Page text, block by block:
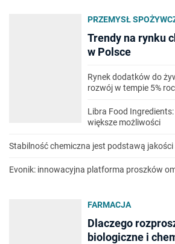
PRZEMYSŁ
Trendy na rynku
w Polsce
Rynek dodatków do
rozwój w tempie 5%
Libra Food
większe możliwości
Stabilność chemiczna jest podstawą
Evonik: innowacyjna platforma proszków
FARMACJA
Dlaczego
biologiczne i